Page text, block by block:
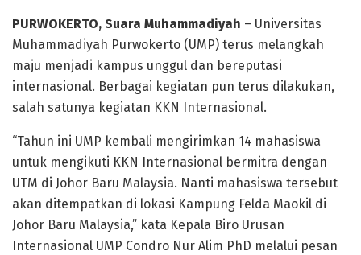
PURWOKERTO, Suara Muhammadiyah – Universitas
Muhammadiyah Purwokerto (UMP) terus melangkah
maju menjadi kampus unggul dan bereputasi
internasional. Berbagai kegiatan pun terus dilakukan,
salah satunya kegiatan KKN Internasional.
“Tahun ini UMP kembali mengirimkan 14 mahasiswa
untuk mengikuti KKN Internasional bermitra dengan
UTM di Johor Baru Malaysia. Nanti mahasiswa tersebut
akan ditempatkan di lokasi Kampung Felda Maokil di
Johor Baru Malaysia,” kata Kepala Biro Urusan
Internasional UMP Condro Nur Alim PhD melalui pesan